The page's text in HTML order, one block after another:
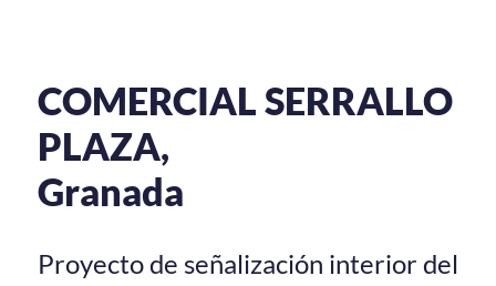
COMERCIAL SERRALLO
PLAZA,
Granada
Proyecto de señalización interior del